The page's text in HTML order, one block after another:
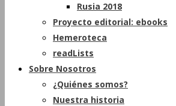
Rusia 2018
Proyecto editorial: ebooks
Hemeroteca
readLists
Sobre Nosotros
¿Quiénes somos?
Nuestra historia